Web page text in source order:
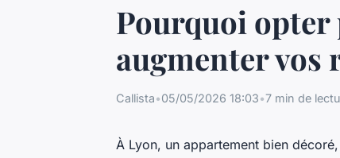
Pourquoi opter
augmenter vos
Callista•05/05/2026 18:03•7 min de
À Lyon, un appartement bien